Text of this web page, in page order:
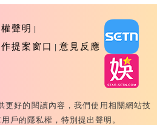
聲明
提案窗口 意見反應
E-Television All Rights
更好的閱讀內容，我們使用相關網站技
戶的隱私權，特別提出聲明。